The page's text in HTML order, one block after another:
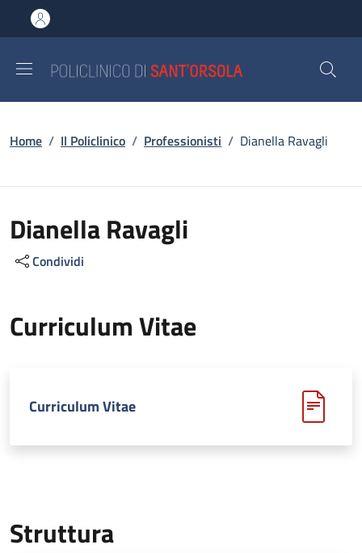
al contenuto principale
to footer content
Briciole di pane
Home / Il Policlinico / Professionisti / Dianella Ravagli
Dianella Ravagli
Condividi
Curriculum Vitae
Curriculum Vitae
Struttura